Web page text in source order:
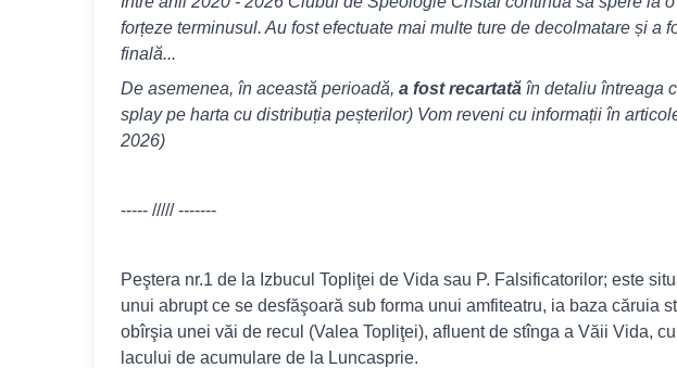
forțeze terminusul. Au fost efectuate mai multe ture de decolmatare și a
finală...
De asemenea, în această perioadă, a fost recartată în detaliu întreaga
splay pe harta cu distribuția peșterilor) Vom reveni cu informații în
2026)
----- ///// -------
Peştera nr.1 de la Izbucul Topliţei de Vida sau P. Falsificatorilor; este
unui abrupt ce se desfăşoară sub forma unui amfiteatru, ia baza căruia
obîrşia unei văi de recul (Valea Topliţei), afluent de stînga a Văii Vida,
lacului de acumulare de la Luncasprie.